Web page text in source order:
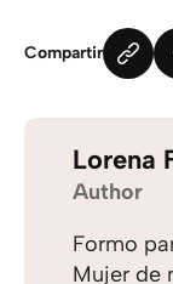
Compartir
Lorena
Author
Formo
Mujer de